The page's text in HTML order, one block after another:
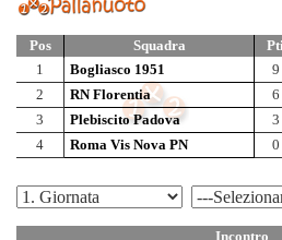
Juniores
Jun Fem – SF
Jun Fem – F.li
Jun A Mas – SF
Jun A Mas – F.li
Jun B Mas – SF
Jun B Mas – F.li
All Fem – SF
All Fem – F.li
All A-B Mas – OF